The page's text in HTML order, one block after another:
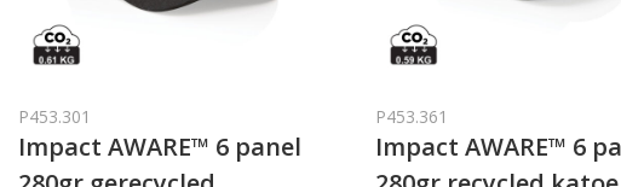
P453.301
Impact AWARE™ 6 panel
P453.361
Impact AWARE™ 6